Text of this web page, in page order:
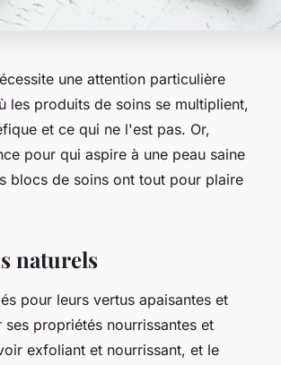
une attention particulière
les produits de soins se multiplient,
et ce qui ne l'est pas. Or,
pour qui aspire à une peau saine
blocs de soins ont tout pour plaire
naturels
pour leurs vertus apaisantes et
ses propriétés nourrissantes et
exfoliant et nourrissant, et le